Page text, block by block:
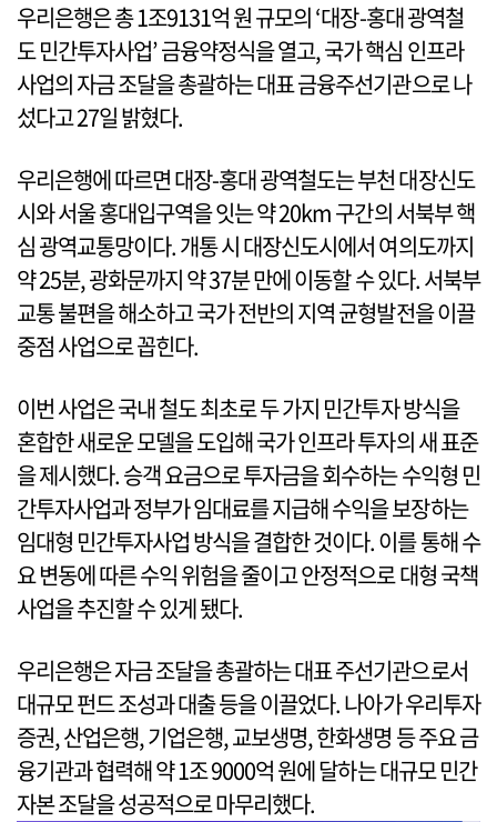
우리은행은 총 1조9131억 원 규모의 ‘대장-홍대 광역철
도 민간투자사업’ 금융약정식을 열고, 국가 핵심 인프라
사업의 자금 조달을 총괄하는 대표 금융주선기관으로 나
섰다고 27일 밝혔다.
우리은행에 따르면 대장-홍대 광역철도는 부천 대장신도
시와 서울 홍대입구역을 잇는 약 20km 구간의 서북부 핵
심 광역교통망이다. 개통 시 대장신도시에서 여의도까지
약 25분, 광화문까지 약 37분 만에 이동할 수 있다. 서북부
교통 불편을 해소하고 국가 전반의 지역 균형발전을 이끌
중점 사업으로 꼽힌다.
이번 사업은 국내 철도 최초로 두 가지 민간투자 방식을
혼합한 새로운 모델을 도입해 국가 인프라 투자의 새 표준
을 제시했다. 승객 요금으로 투자금을 회수하는 수익형 민
간투자사업과 정부가 임대료를 지급해 수익을 보장하는
임대형 민간투자사업 방식을 결합한 것이다. 이를 통해 수
요 변동에 따른 수익 위험을 줄이고 안정적으로 대형 국책
사업을 추진할 수 있게 됐다.
우리은행은 자금 조달을 총괄하는 대표 주선기관으로서
대규모 펀드 조성과 대출 등을 이끌었다. 나아가 우리투자
증권, 산업은행, 기업은행, 교보생명, 한화생명 등 주요 금
융기관과 협력해 약 1조 9000억 원에 달하는 대규모 민간
자본 조달을 성공적으로 마무리했다.